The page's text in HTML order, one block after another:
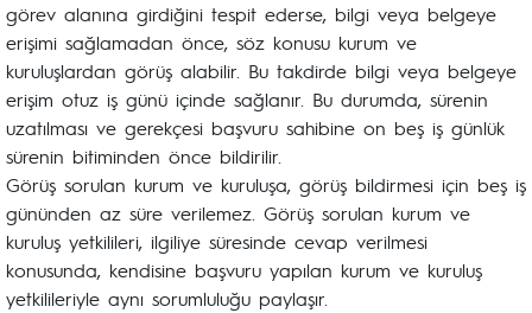
görev alanına girdiğini tespit ederse, bilgi veya belgeye
erişimi sağlamadan önce, söz konusu kurum ve
kuruluşlardan görüş alabilir. Bu takdirde bilgi veya belgeye
erişim otuz iş günü içinde sağlanır. Bu durumda, sürenin
uzatılması ve gerekçesi başvuru sahibine on beş iş günlük
sürenin bitiminden önce bildirilir.
Görüş sorulan kurum ve kuruluşa, görüş bildirmesi için beş iş
gününden az süre verilemez. Görüş sorulan kurum ve
kuruluş yetkilileri, ilgiliye süresinde cevap verilmesi
konusunda, kendisine başvuru yapılan kurum ve kuruluş
yetkilileriyle aynı sorumluluğu paylaşır.